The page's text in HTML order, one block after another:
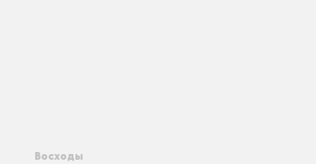
Восходы